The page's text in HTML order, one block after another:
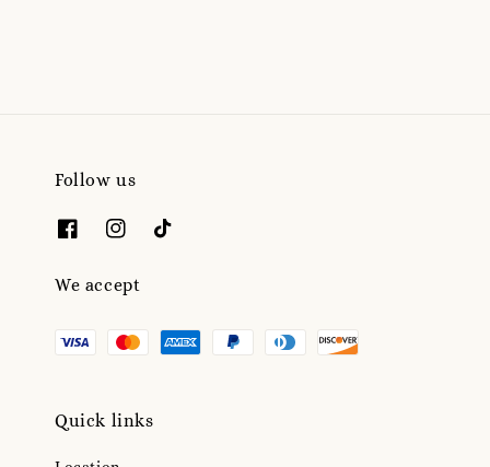
Follow us
We accept
Quick links